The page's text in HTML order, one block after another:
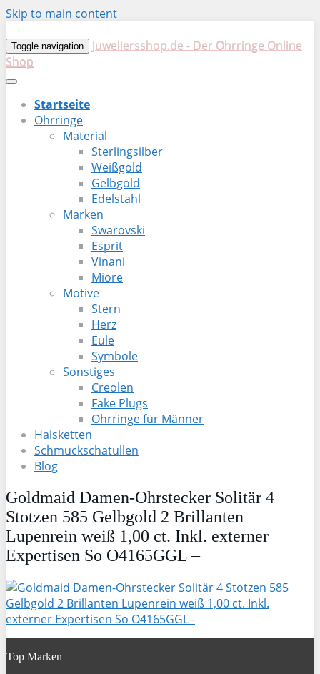
Skip to main content
Toggle navigation
Juweliersshop.de - Der Ohrringe Online
Shop
Startseite
Ohrringe
Material
Sterlingsilber
Weißgold
Gelbgold
Edelstahl
Marken
Swarovski
Esprit
Vinani
Miore
Motive
Stern
Herz
Eule
Symbole
Sonstiges
Creolen
Fake Plugs
Ohrringe für Männer
Halsketten
Schmuckschatullen
Blog
Goldmaid Damen-Ohrstecker Solitär 4
Stotzen 585 Gelbgold 2 Brillanten
Lupenrein weiß 1,00 ct. Inkl. externer
Expertisen So O4165GGL –
Top Marken